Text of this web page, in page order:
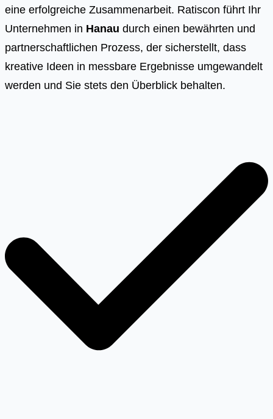
eine erfolgreiche Zusammenarbeit. Ratiscon führt Ihr
Unternehmen in Hanau durch einen bewährten und
partnerschaftlichen Prozess, der sicherstellt, dass
kreative Ideen in messbare Ergebnisse umgewandelt
werden und Sie stets den Überblick behalten.